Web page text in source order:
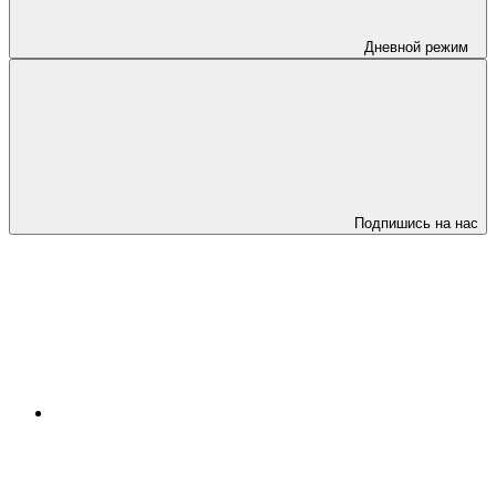
Дневной режим
Подпишись на нас